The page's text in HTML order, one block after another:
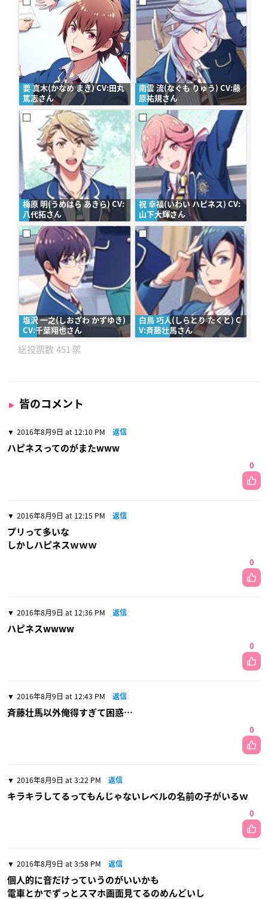
要 真木(かなめ まき) CV:田丸
篤志さん
南雲 流(なぐも りゅう) CV:藤
原祐規さん
梅原 明(うめはら あきら) CV:
八代拓さん
祝 幸福(いわい ハピネス) CV:
山下大輝さん
塩沢 一之(しおざわ かずゆき)
CV:千葉翔也さん
白鳥 巧人(しらとり たくと) C
V:斉藤壮馬さん
451
皆のコメント
2016年8月9日 at 12:10 PM 返信
ハピネスってのがまたwww
0
2016年8月9日 at 12:15 PM 返信
プリって多いな
しかしハピネスｗｗｗ
0
2016年8月9日 at 12:36 PM 返信
ハピネスwwww
0
2016年8月9日 at 12:43 PM 返信
斉藤壮馬以外俺得すぎて困惑…
0
2016年8月9日 at 3:22 PM 返信
キラキラしてるってもんじゃないレベルの名前の子がいるｗ
0
2016年8月9日 at 3:58 PM 返信
個人的に音だけっていうのがいいかも
電車とかでずっとスマホ画面見てるのめんどいし